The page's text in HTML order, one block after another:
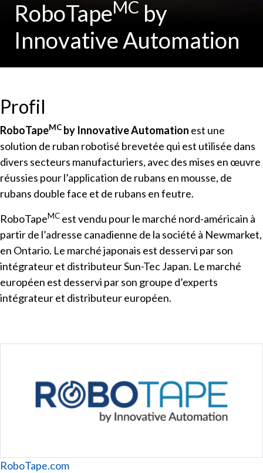
RoboTapeMC by
Innovative Automation
Profil
RoboTapeMC by Innovative Automation est une
solution de ruban robotisé brevetée qui est utilisée dans
divers secteurs manufacturiers, avec des mises en œuvre
réussies pour l’application de rubans en mousse, de
rubans double face et de rubans en feutre.
RoboTapeMC est vendu pour le marché nord-américain à
partir de l’adresse canadienne de la société à Newmarket,
en Ontario. Le marché japonais est desservi par son
intégrateur et distributeur Sun-Tec Japan. Le marché
européen est desservi par son groupe d’experts
intégrateur et distributeur européen.
Website
RoboTape.com